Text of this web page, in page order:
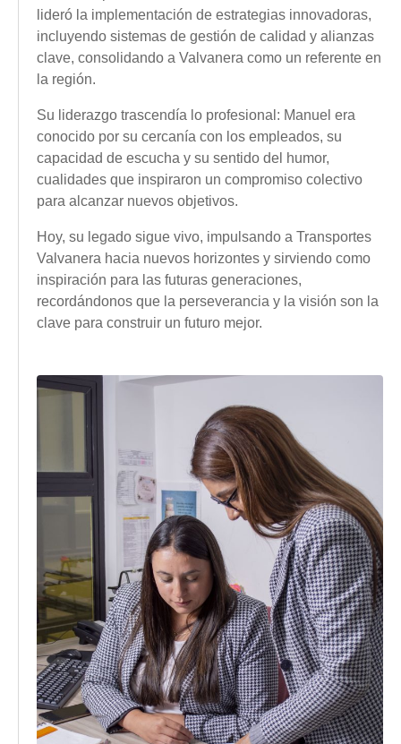
lideró la implementación de estrategias innovadoras,
incluyendo sistemas de gestión de calidad y alianzas
clave, consolidando a Valvanera como un referente en
la región.
Su liderazgo trascendía lo profesional: Manuel era
conocido por su cercanía con los empleados, su
capacidad de escucha y su sentido del humor,
cualidades que inspiraron un compromiso colectivo
para alcanzar nuevos objetivos.
Hoy, su legado sigue vivo, impulsando a Transportes
Valvanera hacia nuevos horizontes y sirviendo como
inspiración para las futuras generaciones,
recordándonos que la perseverancia y la visión son la
clave para construir un futuro mejor.